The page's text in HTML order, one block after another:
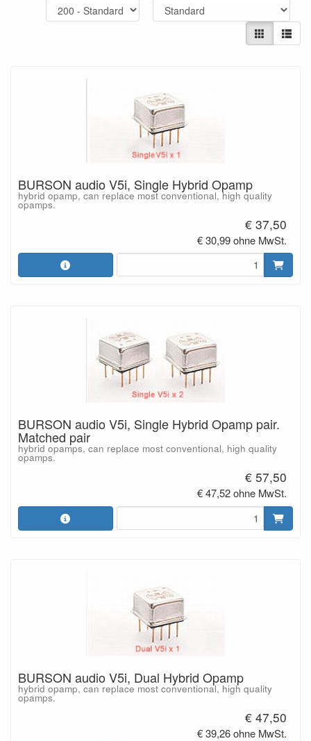
BURSON audio V5i, Single Hybrid Opamp
hybrid opamp, can replace most conventional, high quality
opamps.
€ 37,50
€ 30,99 ohne MwSt.
BURSON audio V5i, Single Hybrid Opamp pair.
Matched pair
hybrid opamps, can replace most conventional, high quality
opamps.
€ 57,50
€ 47,52 ohne MwSt.
BURSON audio V5i, Dual Hybrid Opamp
hybrid opamp, can replace most conventional, high quality
opamps.
€ 47,50
€ 39,26 ohne MwSt.